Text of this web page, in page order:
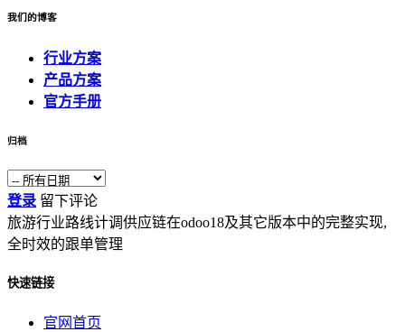
我们的博客
行业方案
产品方案
官方手册
归档
登录 留下评论
旅游行业路线计调供应链在odoo18及其它版本中的完整实现,
全时效的跟单管理
快速链接
官网首页